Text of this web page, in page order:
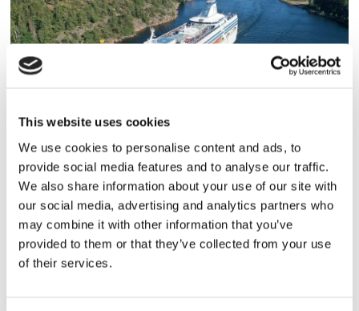
This website uses cookies
We use cookies to personalise content and ads, to
provide social media features and to analyse our traffic.
We also share information about your use of our site with
our social media, advertising and analytics partners who
may combine it with other information that you’ve
provided to them or that they’ve collected from your use
of their services.
Tallink lyfter halvåret trots
pressade kostnader